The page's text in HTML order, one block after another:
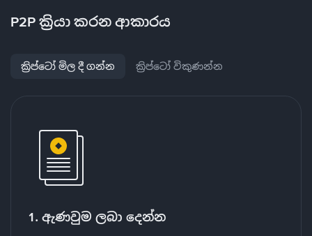
P2P ක්‍රියා කරන ආකාරය
ක්‍රිප්ටෝ මිල දී ගන්න ක්‍රිප්ටෝ විකුණන්න
1. ඇණවුම ලබා දෙන්න